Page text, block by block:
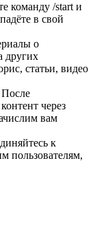
команду /start и
в свой
о
других
статьи, видео
через
вам
к
пользователям,